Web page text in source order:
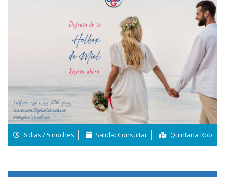
6 dias / 5 noches Salida: Consultar Quintana Roo